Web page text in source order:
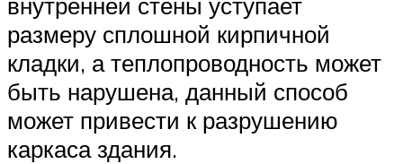
размеру сплошной кирпичной
кладки, а теплопроводность может
быть нарушена, данный способ
может привести к разрушению
каркаса здания.